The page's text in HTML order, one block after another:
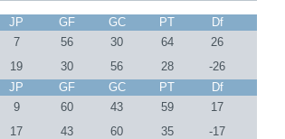
JP GF GC PT
Df
7 56 30 64
26
19 30 56 28
-26
JP GF GC PT
Df
9 60 43 59
17
17 43 60 35
-17